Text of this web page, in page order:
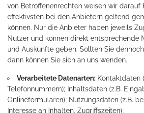
von Betroffenenrechten weisen wir darauf
effektivsten bei den Anbietern geltend
können. Nur die Anbieter haben jeweils
Nutzer und können direkt entsprechende
und Auskünfte geben. Sollten Sie
dann können Sie sich an uns wenden.
Verarbeitete Datenarten: Kontaktdaten
Telefonnummern); Inhaltsdaten (z.B.
Onlineformularen); Nutzungsdaten (z.B.
Interesse an Inhalten, Zugriffszeiten);